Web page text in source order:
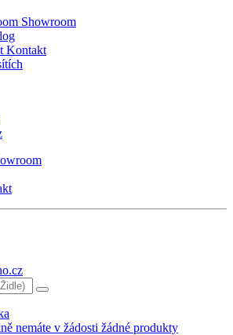
Showroom
Kontakt
nemáte v žádosti žádné produkty